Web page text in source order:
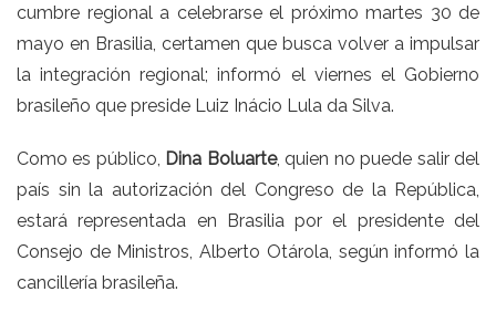
cumbre regional a celebrarse el próximo martes 30 de
mayo en Brasilia, certamen que busca volver a impulsar
la integración regional; informó el viernes el Gobierno
brasileño que preside Luiz Inácio Lula da Silva.
Como es público, Dina Boluarte, quien no puede salir del
país sin la autorización del Congreso de la República,
estará representada en Brasilia por el presidente del
Consejo de Ministros, Alberto Otárola, según informó la
cancillería brasileña.